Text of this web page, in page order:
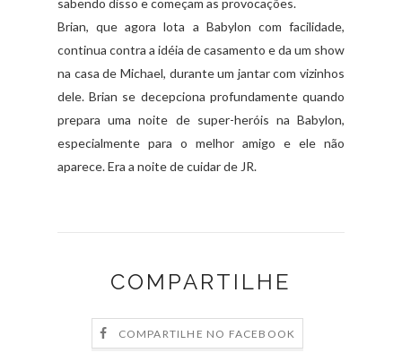
Brian, que agora lota a Babylon com facilidade,
continua contra a idéia de casamento e da um show
na casa de Michael, durante um jantar com vizinhos
dele. Brian se decepciona profundamente quando
prepara uma noite de super-heróis na Babylon,
especialmente para o melhor amigo e ele não
aparece. Era a noite de cuidar de JR.
COMPARTILHE
COMPARTILHE NO FACEBOOK